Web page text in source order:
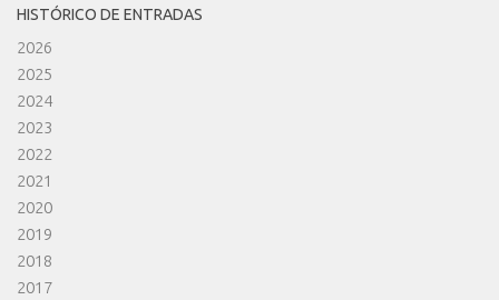
HISTÓRICO DE ENTRADAS
2026
2025
2024
2023
2022
2021
2020
2019
2018
2017